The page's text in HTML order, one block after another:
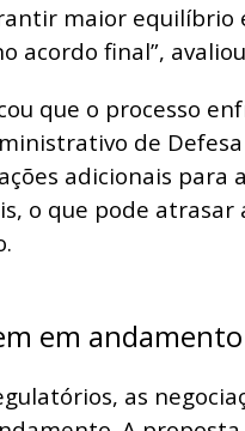
maior equilíbrio
acordo final”,
que o processo
de
adicionais para
o que pode atrasar
em andamento
as